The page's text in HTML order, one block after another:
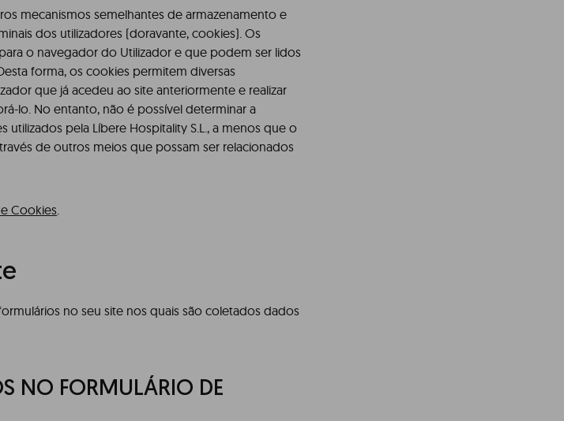
mecanismos semelhantes de armazenamento e
dos utilizadores (doravante, cookies). Os
o navegador do Utilizador e que podem ser lidos
forma, os cookies permitem diversas
que já acedeu ao site anteriormente e realizar
lo. No entanto, não é possível determinar a
pela Líbere Hospitality S.L., a menos que o
de outros meios que possam ser relacionados
Cookies.
no seu site nos quais são coletados dados
NO FORMULÁRIO DE